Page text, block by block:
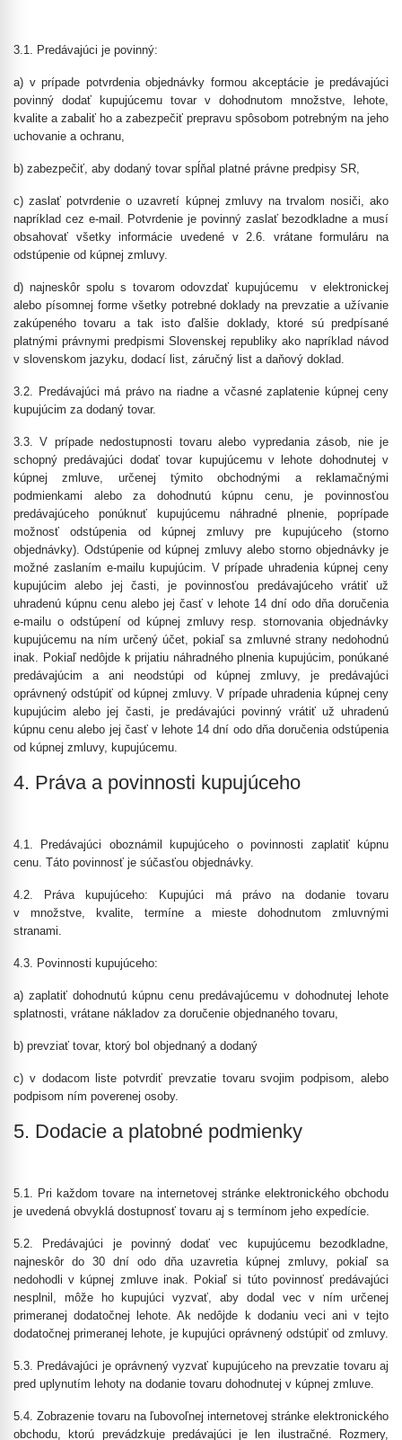
3.1. Predávajúci je povinný:
a) v prípade potvrdenia objednávky formou akceptácie je predávajúci
povinný dodať kupujúcemu tovar v dohodnutom množstve, lehote,
kvalite a zabaliť ho a zabezpečiť prepravu spôsobom potrebným na jeho
uchovanie a ochranu,
b) zabezpečiť, aby dodaný tovar spĺňal platné právne predpisy SR,
c) zaslať potvrdenie o uzavretí kúpnej zmluvy na trvalom nosiči, ako
napríklad cez e-mail. Potvrdenie je povinný zaslať bezodkladne a musí
obsahovať všetky informácie uvedené v 2.6. vrátane formuláru na
odstúpenie od kúpnej zmluvy.
d) najneskôr spolu s tovarom odovzdať kupujúcemu v elektronickej
alebo písomnej forme všetky potrebné doklady na prevzatie a užívanie
zakúpeného tovaru a tak isto ďalšie doklady, ktoré sú predpísané
platnými právnymi predpismi Slovenskej republiky ako napríklad návod
v slovenskom jazyku, dodací list, záručný list a daňový doklad.
3.2. Predávajúci má právo na riadne a včasné zaplatenie kúpnej ceny
kupujúcim za dodaný tovar.
3.3. V prípade nedostupnosti tovaru alebo vypredania zásob, nie je
schopný predávajúci dodať tovar kupujúcemu v lehote dohodnutej v
kúpnej zmluve, určenej týmito obchodnými a reklamačnými
podmienkami alebo za dohodnutú kúpnu cenu, je povinnosťou
predávajúceho ponúknuť kupujúcemu náhradné plnenie, poprípade
možnosť odstúpenia od kúpnej zmluvy pre kupujúceho (storno
objednávky). Odstúpenie od kúpnej zmluvy alebo storno objednávky je
možné zaslaním e-mailu kupujúcim. V prípade uhradenia kúpnej ceny
kupujúcim alebo jej časti, je povinnosťou predávajúceho vrátiť už
uhradenú kúpnu cenu alebo jej časť v lehote 14 dní odo dňa doručenia
e-mailu o odstúpení od kúpnej zmluvy resp. stornovania objednávky
kupujúcemu na ním určený účet, pokiaľ sa zmluvné strany nedohodnú
inak. Pokiaľ nedôjde k prijatiu náhradného plnenia kupujúcim, ponúkané
predávajúcim a ani neodstúpi od kúpnej zmluvy, je predávajúci
oprávnený odstúpiť od kúpnej zmluvy. V prípade uhradenia kúpnej ceny
kupujúcim alebo jej časti, je predávajúci povinný vrátiť už uhradenú
kúpnu cenu alebo jej časť v lehote 14 dní odo dňa doručenia odstúpenia
od kúpnej zmluvy, kupujúcemu.
4. Práva a povinnosti kupujúceho
4.1. Predávajúci oboznámil kupujúceho o povinnosti zaplatiť kúpnu
cenu. Táto povinnosť je súčasťou objednávky.
4.2. Práva kupujúceho: Kupujúci má právo na dodanie tovaru
v množstve, kvalite, termíne a mieste dohodnutom zmluvnými
stranami.
4.3. Povinnosti kupujúceho:
a) zaplatiť dohodnutú kúpnu cenu predávajúcemu v dohodnutej lehote
splatnosti, vrátane nákladov za doručenie objednaného tovaru,
b) prevziať tovar, ktorý bol objednaný a dodaný
c) v dodacom liste potvrdiť prevzatie tovaru svojim podpisom, alebo
podpisom ním poverenej osoby.
5. Dodacie a platobné podmienky
5.1. Pri každom tovare na internetovej stránke elektronického obchodu
je uvedená obvyklá dostupnosť tovaru aj s termínom jeho expedície.
5.2. Predávajúci je povinný dodať vec kupujúcemu bezodkladne,
najneskôr do 30 dní odo dňa uzavretia kúpnej zmluvy, pokiaľ sa
nedohodli v kúpnej zmluve inak. Pokiaľ si túto povinnosť predávajúci
nesplnil, môže ho kupujúci vyzvať, aby dodal vec v ním určenej
primeranej dodatočnej lehote. Ak nedôjde k dodaniu veci ani v tejto
dodatočnej primeranej lehote, je kupujúci oprávnený odstúpiť od zmluvy.
5.3. Predávajúci je oprávnený vyzvať kupujúceho na prevzatie tovaru aj
pred uplynutím lehoty na dodanie tovaru dohodnutej v kúpnej zmluve.
5.4. Zobrazenie tovaru na ľubovoľnej internetovej stránke elektronického
obchodu, ktorú prevádzkuje predávajúci je len ilustračné. Rozmery,